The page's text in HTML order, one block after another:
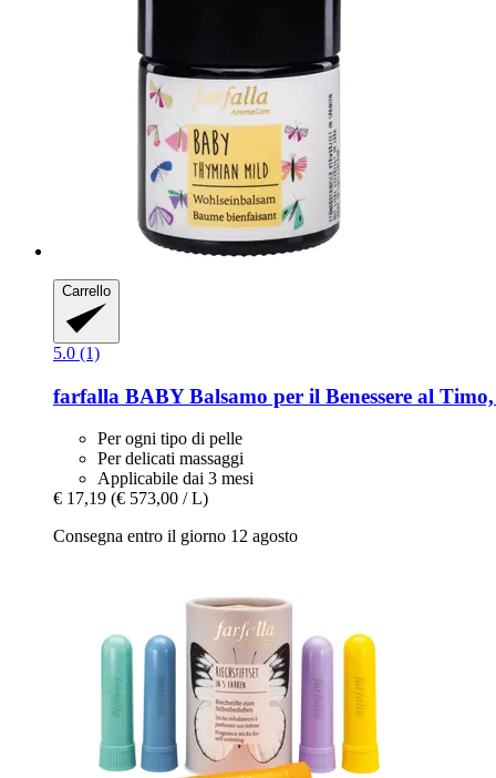
Carrello
5.0 (1)
farfalla BABY Balsamo per il Benessere al
Per ogni tipo di pelle
Per delicati massaggi
Applicabile dai 3 mesi
€ 17,19 (€ 573,00 / L)
Consegna entro il giorno 12 agosto